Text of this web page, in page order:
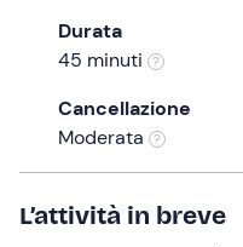
question
get
the
keyboard
Durata
45 minuti
Cancellazione
Moderata
L’attività in breve